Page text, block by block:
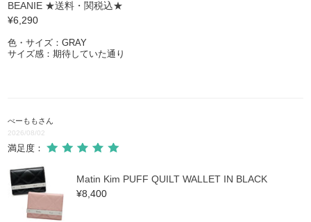
BEANIE ★送料・関税込★
¥6,290
色・サイズ：GRAY
サイズ感：期待していた通り
べーももさん
2026/08/02
満足度：
Matin Kim PUFF QUILT WALLET IN BLACK
¥8,400